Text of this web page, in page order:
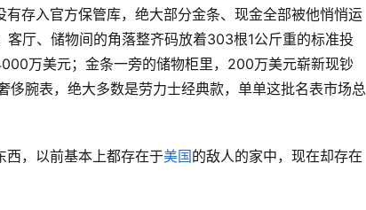
存入官方保管库，绝大部分金条、现金全部被他悄悄运
厅、储物间的角落整齐码放着303根1公斤重的标准投
万美元；金条一旁的储物柜里，200万美元崭新现钞
腕表，绝大多数是劳力士经典款，单单这批名表市场总
西，以前基本上都存在于美国的敌人的家中，现在却存在